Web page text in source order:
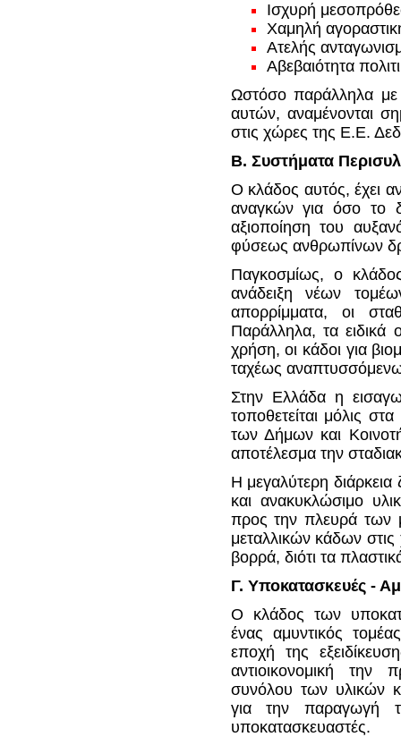
Ισχυρή
Χαμηλή
Ατελής
Αβεβαιότητα
Ωστόσο παράλληλα με
αυτών, αναμένονται
στις χώρες της Ε.Ε.
Β. Συστήματα
Ο κλάδος αυτός, έχει
αναγκών για όσο το
αξιοποίηση του
φύσεως ανθρωπίνων
Παγκοσμίως, ο κλάδος
ανάδειξη νέων
απορρίμματα, οι
Παράλληλα, τα ειδικά
χρήση, οι κάδοι για
ταχέως
Στην Ελλάδα η
τοποθετείται μόλις
των Δήμων και
αποτέλεσμα την
Η μεγαλύτερη
και ανακυκλώσιμο
προς την πλευρά των
μεταλλικών κάδων
βορρά, διότι τα
Γ. Υποκατασκευές -
Ο κλάδος των
ένας αμυντικός
εποχή της
αντιοικονομική την
συνόλου των υλικών
για την παραγωγή
υποκατασκευαστές.